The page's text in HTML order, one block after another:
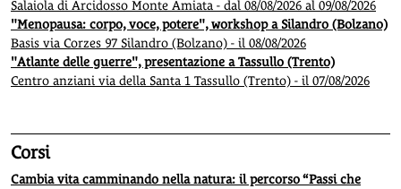
Salaiola di Arcidosso Monte Amiata - dal 08/08/2026 al 09/08/2026
"Menopausa: corpo, voce, potere", workshop a Silandro (Bolzano)
Basis via Corzes 97 Silandro (Bolzano) - il 08/08/2026
"Atlante delle guerre", presentazione a Tassullo (Trento)
Centro anziani via della Santa 1 Tassullo (Trento) - il 07/08/2026
Corsi
Cambia vita camminando nella natura: il percorso “Passi che